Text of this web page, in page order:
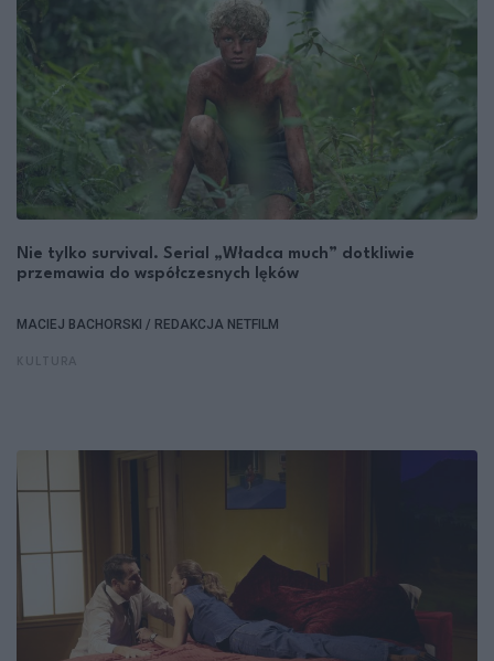
Nie tylko survival. Serial „Władca much” dotkliwie
przemawia do współczesnych lęków
MACIEJ BACHORSKI / REDAKCJA NETFILM